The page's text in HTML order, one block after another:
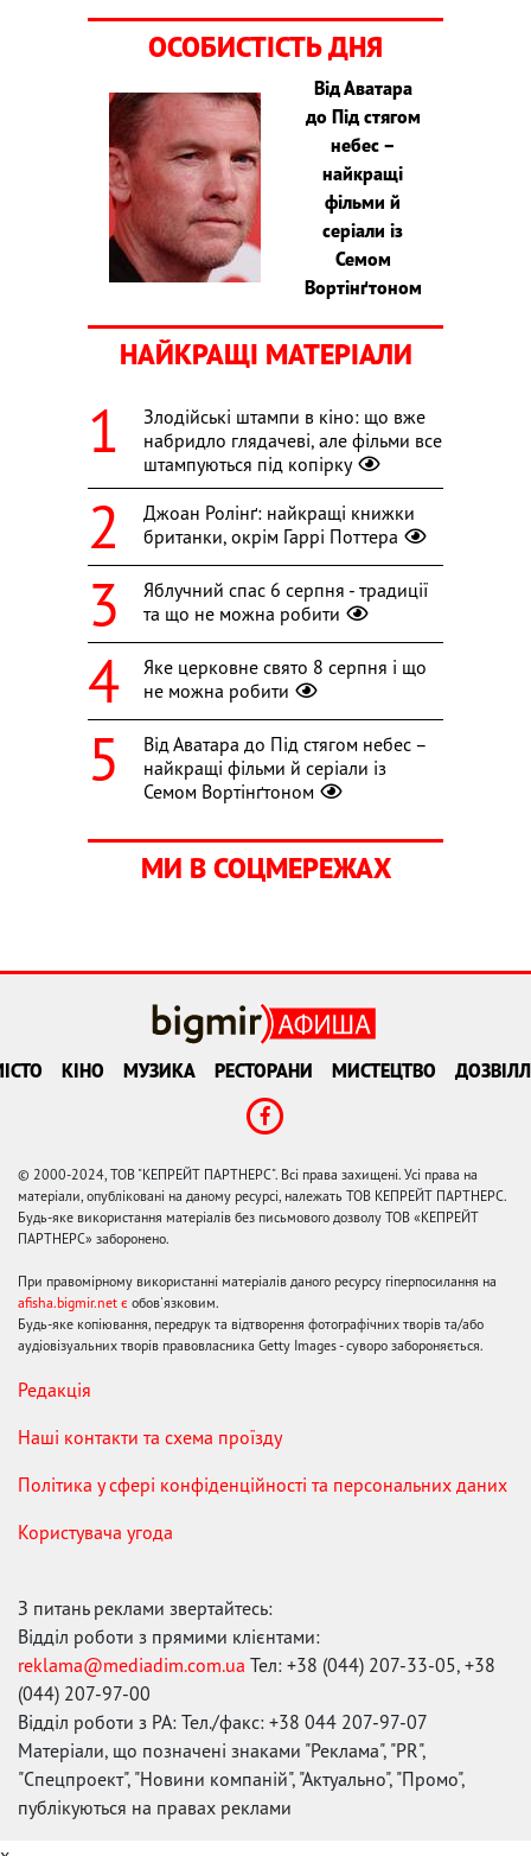
ОСОБИСТІСТЬ ДНЯ
Від Аватара
до Під стягом
небес –
найкращі
фільми й
серіали із
Семом
Вортінґтоном
НАЙКРАЩІ МАТЕРІАЛИ
Злодійські штампи в кіно: що вже
набридло глядачеві, але фільми все
штампуються під копірку
Джоан Ролінґ: найкращі книжки
британки, окрім Гаррі Поттера
Яблучний спас 6 серпня - традиції
та що не можна робити
Яке церковне свято 8 серпня і що
не можна робити
Від Аватара до Під стягом небес –
найкращі фільми й серіали із
Семом Вортінґтоном
МИ В СОЦМЕРЕЖАХ
КІНО МУЗИКА РЕСТОРАНИ МИСТЕЦТВО
© 2000-2024, ТОВ "КЕПРЕЙТ ПАРТНЕРС". Всі права захищені. Усі права на
матеріали, опубліковані на даному ресурсі, належать ТОВ КЕПРЕЙТ ПАРТНЕРС.
Будь-яке використання матеріалів без письмового дозволу ТОВ «КЕПРЕЙТ
ПАРТНЕРС» заборонено.
При правомірному використанні матеріалів даного ресурсу гіперпосилання на
afisha.bigmir.net є обов'язковим.
Будь-яке копіювання, передрук та відтворення фотографічних творів та/або
аудіовізуальних творів правовласника Getty Images - суворо забороняється.
Редакція
Наші контакти та схема проїзду
Політика у сфері конфіденційності та персональних даних
Користувача угода
З питань реклами звертайтесь:
Відділ роботи з прямими клієнтами:
reklama@mediadim.com.ua Тел: +38 (044) 207-33-05, +38
(044) 207-97-00
Відділ роботи з РА: Тел./факс: +38 044 207-97-07
Матеріали, що позначені знаками "Реклама", "PR",
"Спецпроект", "Новини компаній", "Актуально", "Промо",
публікуються на правах реклами